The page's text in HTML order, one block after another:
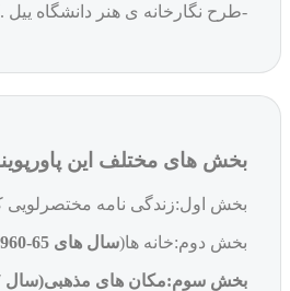
-طرح نگارخانه ی هنر دانشگاه
بخش های مختلف این
بخش اول:زندگی نامه مختصرلویی
بخش دوم:خانه ها(سال های 65-1960 ، خوابگاه الئوردونلی اردمن)